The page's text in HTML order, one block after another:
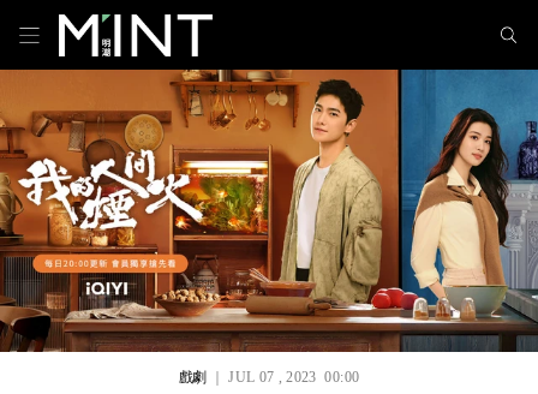
戲劇｜ JUL 07 , 2023 00:00